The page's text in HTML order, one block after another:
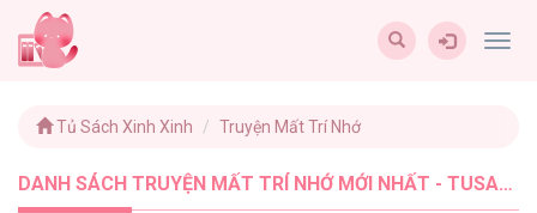
Tủ Sách Xinh Xinh Truyện Mất Trí Nhớ
DANH SÁCH TRUYỆN MẤT TRÍ NHỚ MỚI NHẤT - TUSACHXINHXINH (4)